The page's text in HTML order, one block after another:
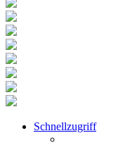
Schnellzugriff